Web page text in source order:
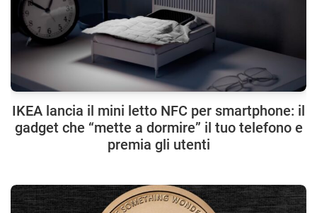
IKEA lancia il mini letto NFC per smartphone: il
gadget che “mette a dormire” il tuo telefono e
premia gli utenti